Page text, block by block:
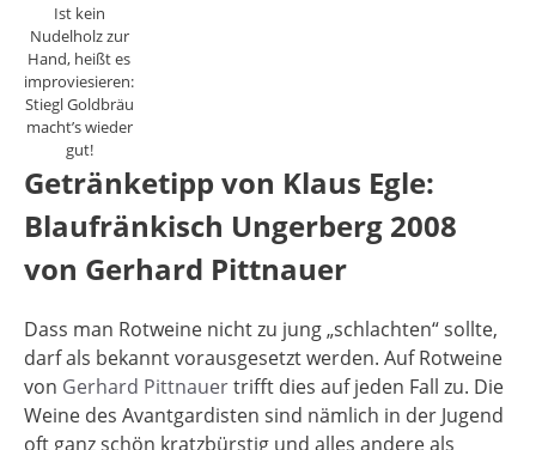
Ist kein
Nudelholz zur
Hand, heißt es
improviesieren:
Stiegl Goldbräu
macht’s wieder
gut!
Getränketipp von Klaus Egle:
Blaufränkisch Ungerberg 2008
von Gerhard Pittnauer
Dass man Rotweine nicht zu jung „schlachten“ sollte,
darf als bekannt vorausgesetzt werden. Auf Rotweine
von Gerhard Pittnauertrifft dies auf jeden Fall zu. Die
Weine des Avantgardisten sind nämlich in der Jugend
oft ganz schön kratzbürstig und alles andere als